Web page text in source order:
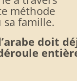
méthode
sa famille.
doit